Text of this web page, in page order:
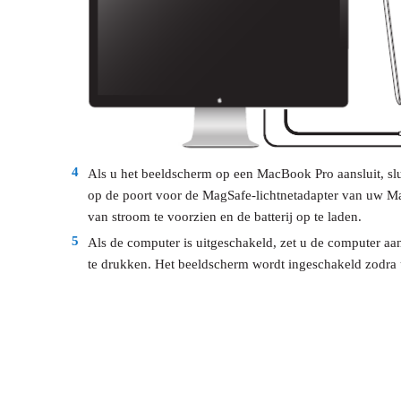
4
Als u het beeldscherm op een MacBook Pro aansluit,
op de poort voor de MagSafe-lichtnetadapter van uw
van stroom te voorzien en de batterij op te laden.
5
Als de computer is uitgeschakeld, zet u de computer
te drukken. Het beeldscherm wordt ingeschakeld zodra